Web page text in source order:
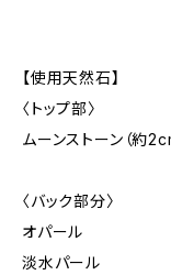
【使用天然石】
〈トップ部〉
ムーンストーン（約
〈バック部分〉
オパール
淡水パール